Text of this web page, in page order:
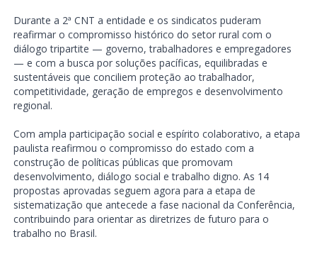
Durante a 2ª CNT a entidade e os sindicatos puderam
reafirmar o compromisso histórico do setor rural com o
diálogo tripartite — governo, trabalhadores e empregadores
— e com a busca por soluções pacíficas, equilibradas e
sustentáveis que conciliem proteção ao trabalhador,
competitividade, geração de empregos e desenvolvimento
regional.
Com ampla participação social e espírito colaborativo, a etapa
paulista reafirmou o compromisso do estado com a
construção de políticas públicas que promovam
desenvolvimento, diálogo social e trabalho digno. As 14
propostas aprovadas seguem agora para a etapa de
sistematização que antecede a fase nacional da Conferência,
contribuindo para orientar as diretrizes de futuro para o
trabalho no Brasil.